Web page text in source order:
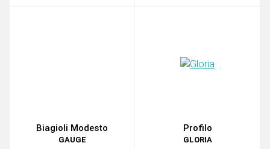
Biagioli Modesto
GAUGE
Profilo
GLORIA